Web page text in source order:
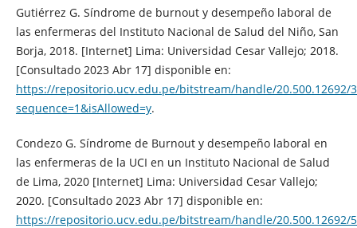
Gutiérrez G. Síndrome de burnout y desempeño laboral de
las enfermeras del Instituto Nacional de Salud del Niño, San
Borja, 2018. [Internet] Lima: Universidad Cesar Vallejo; 2018.
[Consultado 2023 Abr 17] disponible en:
https://repositorio.ucv.edu.pe/bitstream/handle/20.500.12692/
sequence=1&isAllowed=y.
Condezo G. Síndrome de Burnout y desempeño laboral en
las enfermeras de la UCI en un Instituto Nacional de Salud
de Lima, 2020 [Internet] Lima: Universidad Cesar Vallejo;
2020. [Consultado 2023 Abr 17] disponible en:
https://repositorio.ucv.edu.pe/bitstream/handle/20.500.12692/